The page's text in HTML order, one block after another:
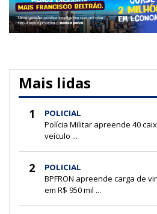
Mais lidas
1 POLICIAL
Polícia Militar apreende 40
veículo ...
2 POLICIAL
BPFRON apreende carga de
em R$ 950 mil ...